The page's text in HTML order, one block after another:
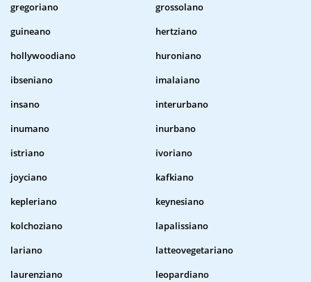
gregoriano
grossolano
guineano
hertziano
hollywoodiano
huroniano
ibseniano
imalaiano
insano
interurbano
inumano
inurbano
istriano
ivoriano
joyciano
kafkiano
kepleriano
keynesiano
kolchoziano
lapalissiano
lariano
latteovegetariano
laurenziano
leopardiano